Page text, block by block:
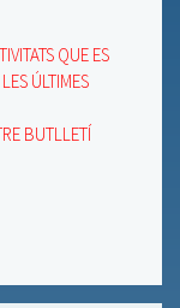
QUE ES
ÚLTIMES
BUTLLETÍ